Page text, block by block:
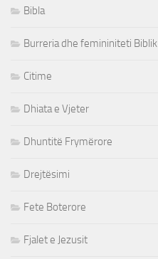
Bibla
Burreria dhe femininiteti Biblik
Citime
Dhiata e Vjeter
Dhuntitë Frymërore
Drejtësimi
Fete Boterore
Fjalet e Jezusit